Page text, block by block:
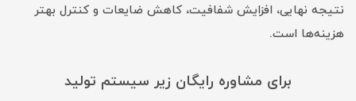
نتیجه نهایی، افزایش شفافیت، کاهش ضایعات و کنترل بهتر
هزینه‌ها است.
برای مشاوره رایگان زیر سیستم تولید